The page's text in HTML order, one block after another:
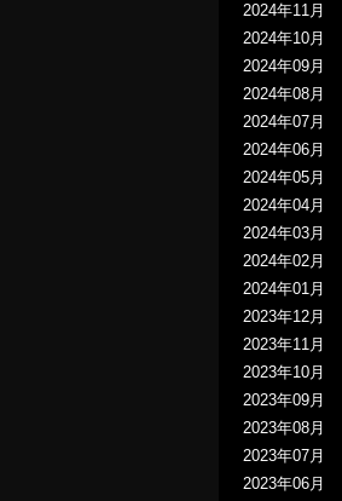
2024年11月
2024年10月
2024年09月
2024年08月
2024年07月
2024年06月
2024年05月
2024年04月
2024年03月
2024年02月
2024年01月
2023年12月
2023年11月
2023年10月
2023年09月
2023年08月
2023年07月
2023年06月